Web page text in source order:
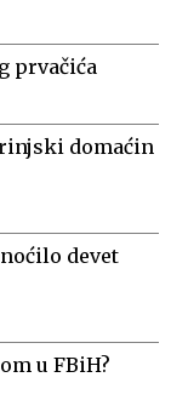
prvačića
domaćin
devet
u FBiH?